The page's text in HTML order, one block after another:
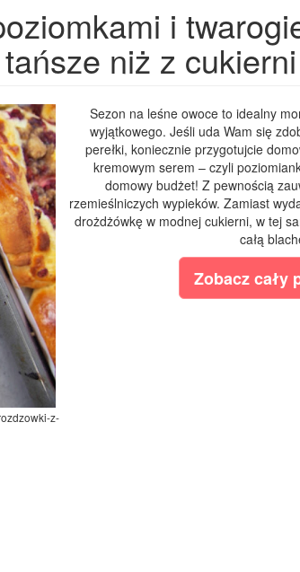
i
tańsze niż z cukierni
z-
Sezon na leśne owoce to idealny
wyjątkowego. Jeśli uda Wam się
perełki, koniecznie przygotujcie
kremowym serem – czyli
domowy budżet! Z pewnością
rzemieślniczych wypieków. Zamiast
drożdżówkę w modnej cukierni, w tej
całą
Zobacz cały